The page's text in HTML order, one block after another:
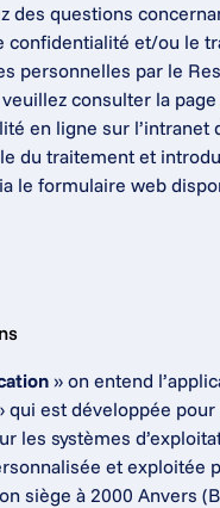
des questions
confidentialité et/ou le
personnelles par le
consulter la page
en ligne sur l’intranet
du traitement et
le formulaire web
» on entend
qui est développée
les systèmes
et exploitée
siège à 2000 Anvers